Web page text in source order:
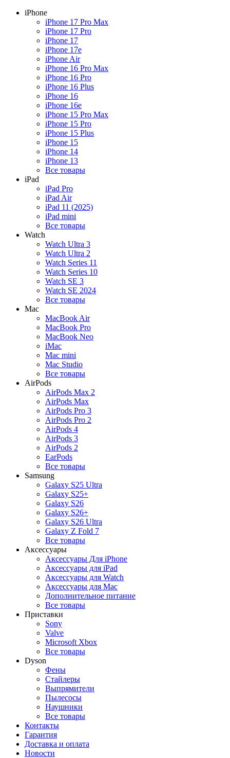
iPhone
iPhone 17 Pro Max
iPhone 17 Pro
iPhone 17
iPhone 17e
iPhone Air
iPhone 16 Pro Max
iPhone 16 Pro
iPhone 16 Plus
iPhone 16
iPhone 16e
iPhone 15 Pro Max
iPhone 15 Pro
iPhone 15 Plus
iPhone 15
iPhone 14
iPhone 13
Все товары
iPad
iPad Pro
iPad Air
iPad 11 (2025)
iPad mini
Все товары
Watch
Watch Ultra 3
Watch Ultra 2
Watch Series 11
Watch Series 10
Watch SE 3
Watch SE 2024
Все товары
Mac
MacBook Air
MacBook Pro
MacBook Neo
iMac
Mac mini
Mac Studio
Все товары
AirPods
AirPods Max 2
AirPods Max
AirPods Pro 3
AirPods Pro 2
AirPods 4
AirPods 3
AirPods 2
EarPods
Все товары
Samsung
Galaxy S25 Ultra
Galaxy S25+
Galaxy S26
Galaxy S26+
Galaxy S26 Ultra
Galaxy Z Fold 7
Все товары
Аксессуары
Аксессуары Для iPhone
Аксессуары для iPad
Аксессуары для Watch
Аксессуары для Mac
Дополнительное питание
Все товары
Приставки
Sony
Valve
Microsoft Xbox
Все товары
Dyson
Фены
Стайлеры
Выпрямители
Пылесосы
Наушники
Все товары
Контакты
Гарантия
Доставка и оплата
Новости